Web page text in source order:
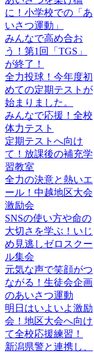
に！小学校での「あ
いさつ運動」
みんなで高め合お
う！第1回「TGS」
が終了！
全力投球！今年度初
めての定期テストが
始まりました。
みんなで応援！全校
体力テスト
定期テストへ向け
て！放課後の補充学
習教室
全力の決意と熱いエ
ール！中越地区大会
激励会
SNSの使い方や命の
大切さを学ぶ！いじ
め見逃しゼロスクー
ル集会
元気な声で笑顔がつ
ながる！生徒会企画
のあいさつ運動
明日はいよいよ激励
会！地区大会へ向け
て全校応援練習！
新潟県警と連携し、